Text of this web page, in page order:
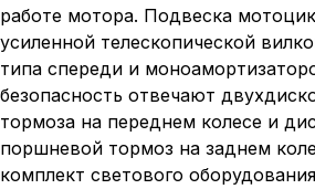
работе мотора. Подвеска
усиленной телескопической
типа спереди и
безопасность отвечают
тормоза на переднем колесе и
поршневой тормоз на заднем
комплект светового